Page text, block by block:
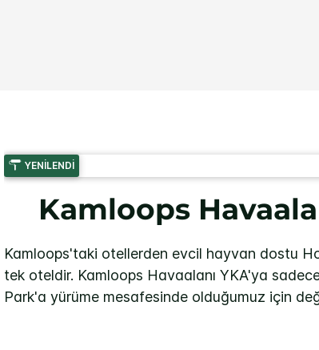
YENILENDI
Kamloops
Kamloops'taki otellerden evcil hayvan dostu
tek oteldir. Kamloops Havaalanı YKA'ya
Park'a yürüme mesafesinde olduğumuz için